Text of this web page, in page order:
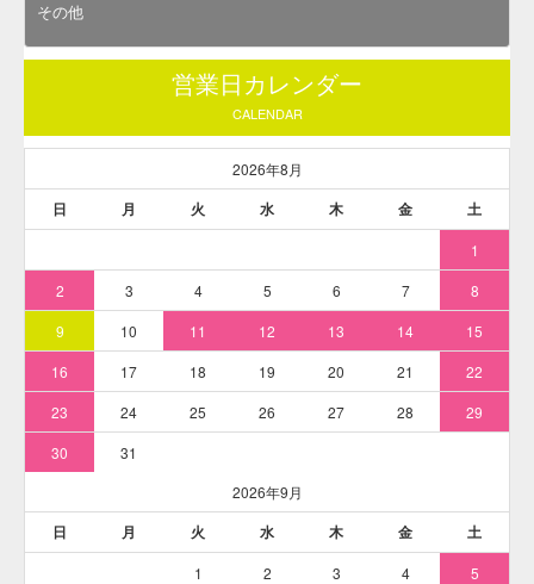
がわずかに残存しております。暗紫色の粉末で特有なにおい
があります。pHによる色調変化は「赤～青紫」。
※本商品の容量は「5g」です（メーカー有償サンプル。メー
カーによる封入、検品済の商品ですので安心してご利用くだ
さい）。
ブドウ果皮色素・ハイレッドG-150の食品への表示
ブドウ果皮色素
アントシアニン色素
着色料（エノシアニン）
着色料（アントシアニン）
ブドウ果皮色素・ハイレッドG-150のおもな用途
飲料、ゼリー、ワイン、シロップ、ジャム、冷菓 な